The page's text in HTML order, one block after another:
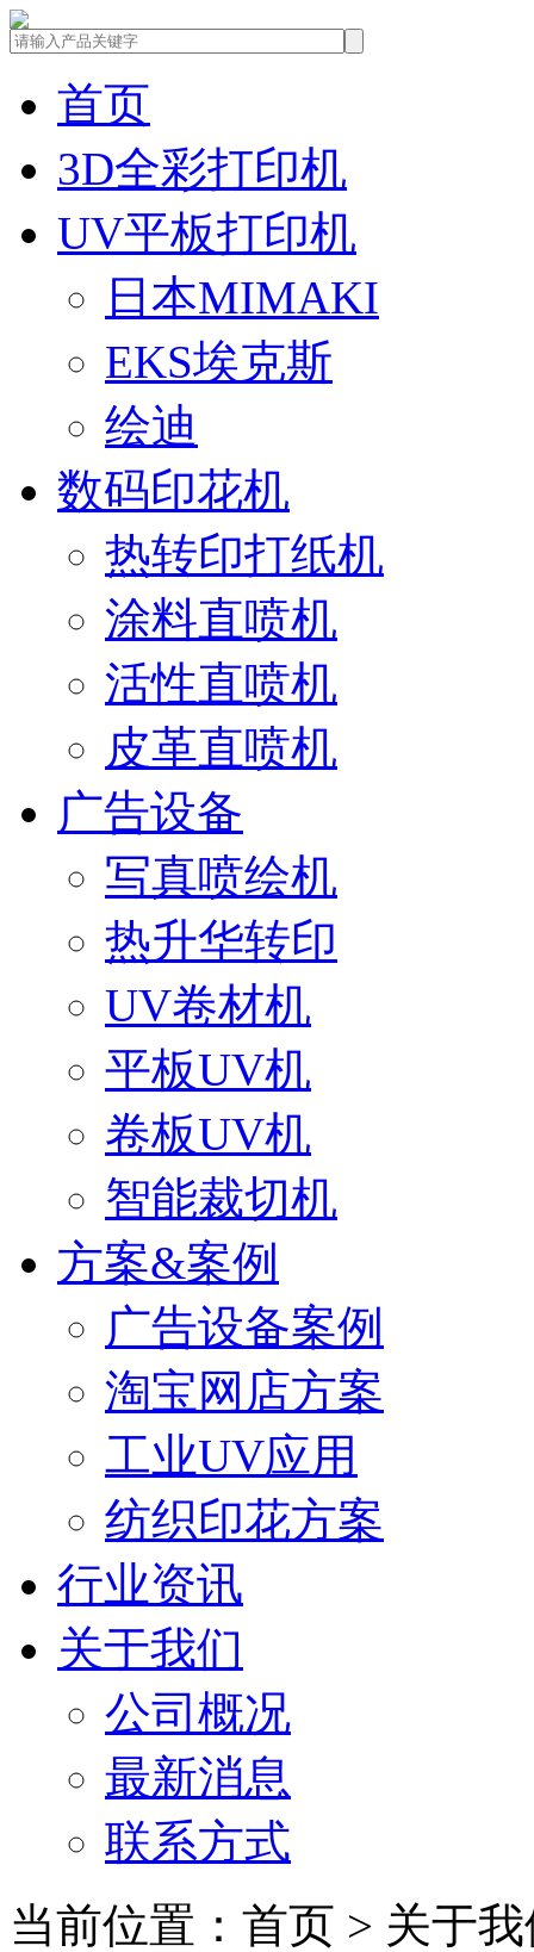
首页
3D全彩打印机
UV平板打印机
日本MIMAKI
EKS埃克斯
绘迪
数码印花机
热转印打纸机
涂料直喷机
活性直喷机
皮革直喷机
广告设备
写真喷绘机
热升华转印
UV卷材机
平板UV机
卷板UV机
智能裁切机
方案&案例
广告设备案例
淘宝网店方案
工业UV应用
纺织印花方案
行业资讯
关于我们
公司概况
最新消息
联系方式
当前位置：首页 > 关于